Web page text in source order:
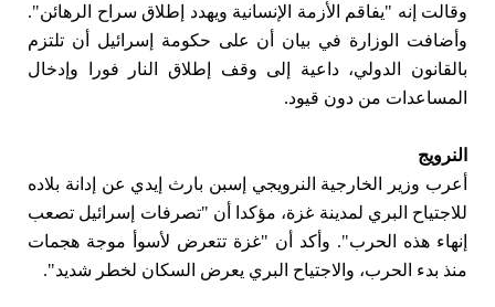
وقالت إنه "يفاقم الأزمة الإنسانية ويهدد إطلاق سراح الرهائن".
وأضافت الوزارة في بيان أن على حكومة إسرائيل أن تلتزم
بالقانون الدولي، داعية إلى وقف إطلاق النار فورا وإدخال
المساعدات من دون قيود.
النرويج
أعرب وزير الخارجية النرويجي إسبن بارث إيدي عن إدانة بلاده
للاجتياح البري لمدينة غزة، مؤكدا أن "تصرفات إسرائيل تصعب
إنهاء هذه الحرب". وأكد أن "غزة تتعرض لأسوأ موجة هجمات
منذ بدء الحرب، والاجتياح البري يعرض السكان لخطر شديد".